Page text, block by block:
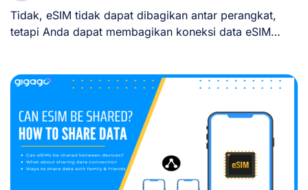
Tidak, eSIM tidak dapat dibagikan antar perangkat,
tetapi Anda dapat membagikan koneksi data eSIM